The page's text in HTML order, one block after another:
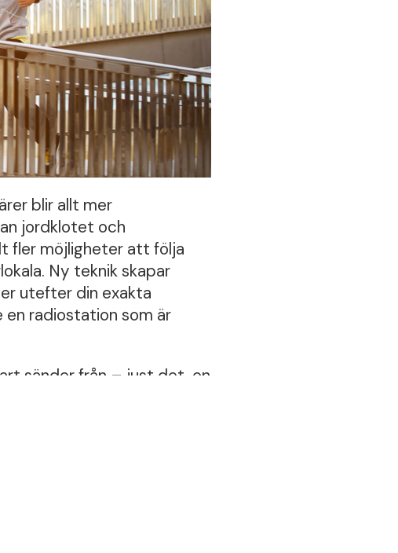
blir allt mer
jordklotet och
fler möjligheter att följa
Ny teknik skapar
utefter din exakta
en radiostation som är
sänder från – just det, en